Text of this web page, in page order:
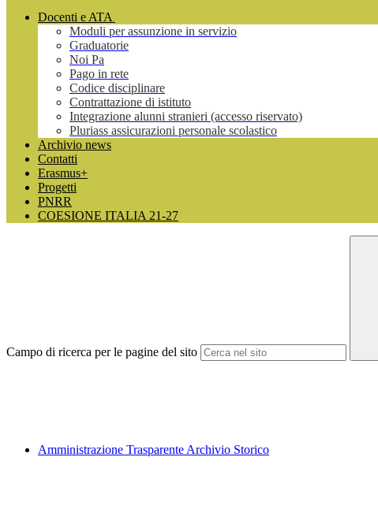
Docenti e ATA
Moduli per assunzione in servizio
Graduatorie
Noi Pa
Pago in rete
Codice disciplinare
Contrattazione di istituto
Integrazione alunni stranieri (accesso riservato)
Pluriass assicurazioni personale scolastico
Archivio news
Contatti
Erasmus+
Progetti
PNRR
COESIONE ITALIA 21-27
Campo di ricerca per le pagine del sito
Amministrazione Trasparente Archivio Storico